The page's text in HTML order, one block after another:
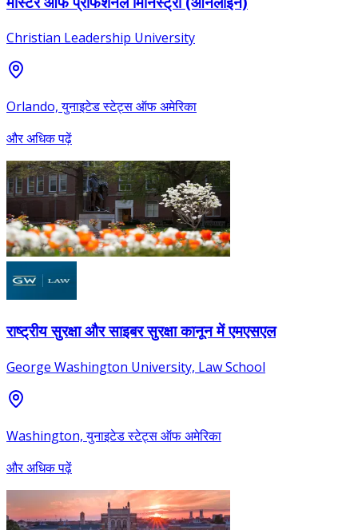
Christian Leadership University
Orlando, युनाइटेड स्टेट्स ऑफ अमेरिका
और अधिक पढ़ें
राष्ट्रीय सुरक्षा और साइबर सुरक्षा कानून में एमएसएल
George Washington University, Law School
Washington, युनाइटेड स्टेट्स ऑफ अमेरिका
और अधिक पढ़ें